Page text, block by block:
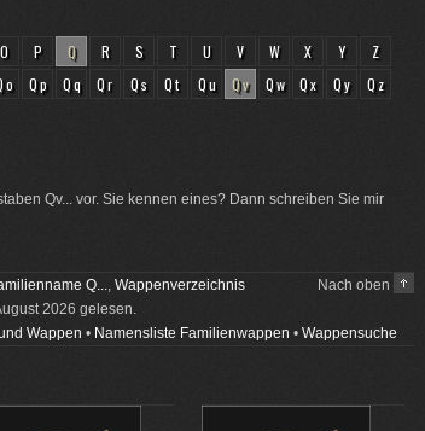
O P Q R S T U V W X Y
Z
Qp Qq Qr Qs Qt Qu Qv Qw Qx Qy Qz
Qv... vor. Sie kennen eines? Dann schreiben Sie mir
Nach oben
Q..., Wappenverzeichnis
2026 gelesen.
Wappen • Namensliste Familienwappen • Wappensuche